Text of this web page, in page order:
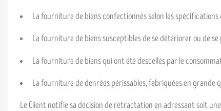
La fourniture de biens confectionnés selon les
La fourniture de biens susceptibles de se détériorer ou de
La fourniture de biens qui ont été descellés par le
La fourniture de denrées périssables, fabriquées en
Le Client notifie sa décision de rétractation en adressant soit